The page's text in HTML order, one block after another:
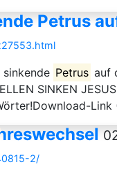
Petrus
Petrus auf
SINKEN
2/